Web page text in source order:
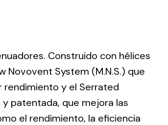
Construido con hélices
Novovent System (M.N.S.) que
rendimiento y el Serrated
patentada, que mejora las
el rendimiento, la eficiencia